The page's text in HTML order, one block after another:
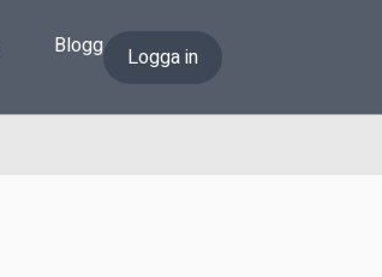
Blogg Logga in